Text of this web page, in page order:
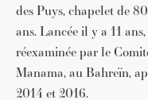
des Puys, chapelet de
ans. Lancée il y a 11
réexaminée par le
Manama, au Bahreïn,
2014 et 2016.